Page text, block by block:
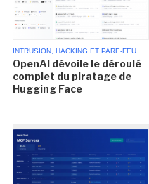
INTRUSION, HACKING ET PARE-FEU
OpenAI dévoile le déroulé
complet du piratage de
Hugging Face